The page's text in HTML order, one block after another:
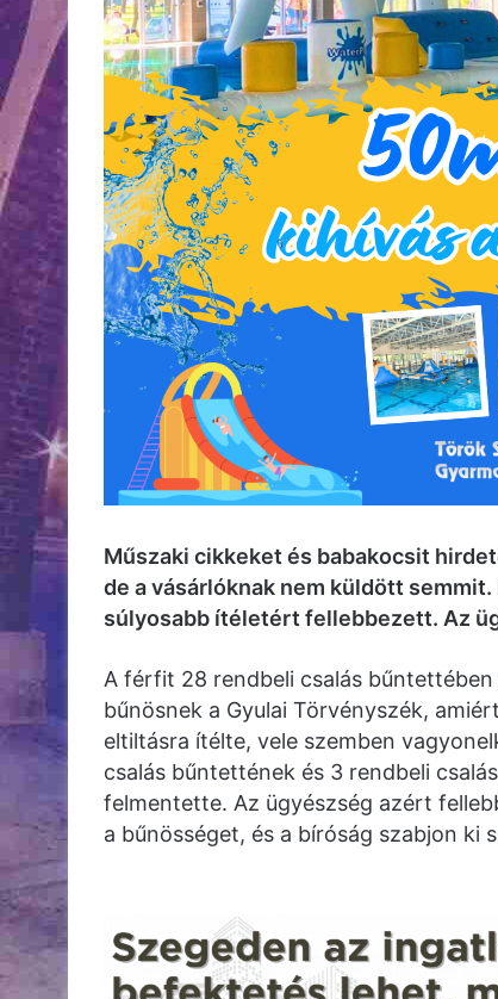
Műszaki cikkeket és babakocsit
de a vásárlóknak nem küldött
súlyosabb ítéletért fellebbezett. Az
A férfit 28 rendbeli csalás
bűnösnek a Gyulai Törvényszék,
eltiltásra ítélte, vele szemben
csalás bűntettének és 3 rendbeli
felmentette. Az ügyészség azért
a bűnösséget, és a bíróság szabjon ki